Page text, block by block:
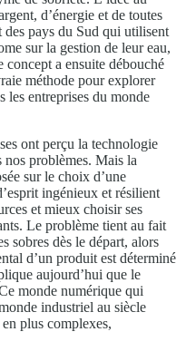
d’énergie et de toutes
des pays du Sud qui utilisent
sur la gestion de leur eau,
a ensuite débouché
méthode pour explorer
les entreprises du monde
ont perçu la technologie
nos problèmes. Mais la
sur le choix d’une
ingénieux et résilient
et mieux choisir ses
Le problème tient au fait
sobres dès le départ, alors
d’un produit est déterminé
aujourd’hui que le
monde numérique qui
industriel au siècle
plus complexes,